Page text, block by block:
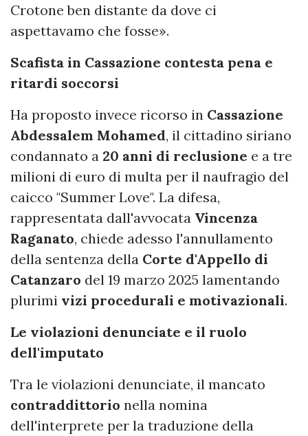
Crotone ben distante da dove ci
aspettavamo che fosse».
Scafista in Cassazione contesta pena e
ritardi soccorsi
Ha proposto invece ricorso in Cassazione
Abdessalem Mohamed, il cittadino siriano
condannato a 20 anni di reclusione e a tre
milioni di euro di multa per il naufragio del
caicco "Summer Love". La difesa,
rappresentata dall'avvocata Vincenza
Raganato, chiede adesso l'annullamento
della sentenza della Corte d'Appello di
Catanzaro del 19 marzo 2025 lamentando
plurimi vizi procedurali e motivazionali.
Le violazioni denunciate e il ruolo
dell'imputato
Tra le violazioni denunciate, il mancato
contraddittorio nella nomina
dell'interprete per la traduzione della